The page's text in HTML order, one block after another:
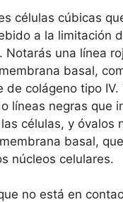
células cúbicas
a la limitación
Notarás una línea
basal,
de colágeno tipo IV.
líneas negras que
células, y óvalos
basal, que
núcleos celulares.
no está en